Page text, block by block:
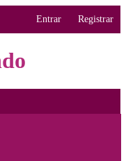
Entrar Registrar